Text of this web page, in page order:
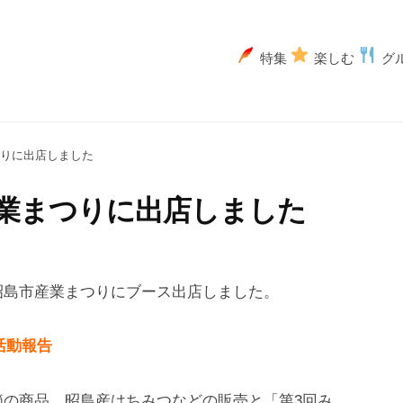
特集 楽しむ グ
に出店しました
まつりに出店しました
市産業まつりにブース出店しました。
動報告